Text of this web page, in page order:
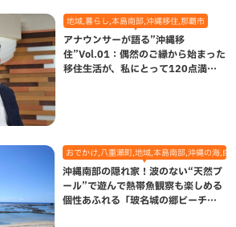
地域,暮らし,本島南部,沖縄移住,那覇市
アナウンサーが語る”沖縄移
住”Vol.01：偶然のご縁から始まった
移住生活が、私にとって120点満点
おでかけ,八重瀬町,地域,本島南部,沖縄の海,自
沖縄南部の隠れ家！波のない“天然プ
ール”で遊んで熱帯魚観察も楽しめる
個性あふれる「玻名城の郷ビーチ」